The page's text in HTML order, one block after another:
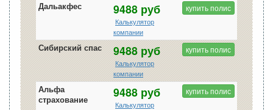
Дальакфес 9488 руб
Калькулятор
компании
купить полис
Сибирский спас 9488 руб
Калькулятор
компании
купить полис
Альфа
страхование
9488 руб
Калькулятор
купить полис